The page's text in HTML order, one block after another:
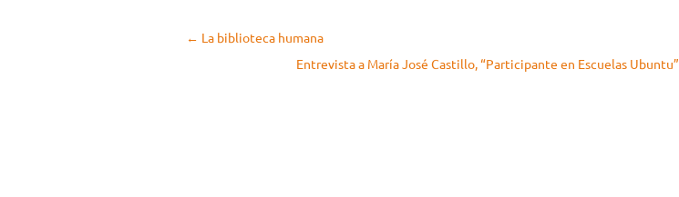
← La biblioteca humana
Entrevista a María José Castillo, “Participante en Escuelas Ubuntu”